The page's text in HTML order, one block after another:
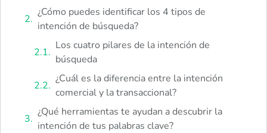
¿Cómo puedes identificar los 4 tipos de
intención de búsqueda?
Los cuatro pilares de la intención de
búsqueda
¿Cuál es la diferencia entre la intención
comercial y la transaccional?
¿Qué herramientas te ayudan a descubrir la
intención de tus palabras clave?